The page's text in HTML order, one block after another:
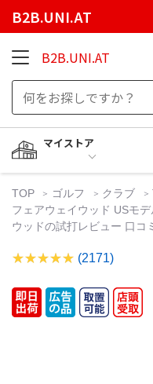
B2B.UNI.AT
B2B.UNI.AT
マイストア
TOP ゴルフ クラブ
フェアウェイウッド USモ
ウッドの試打レビュー 口コ
(2171)